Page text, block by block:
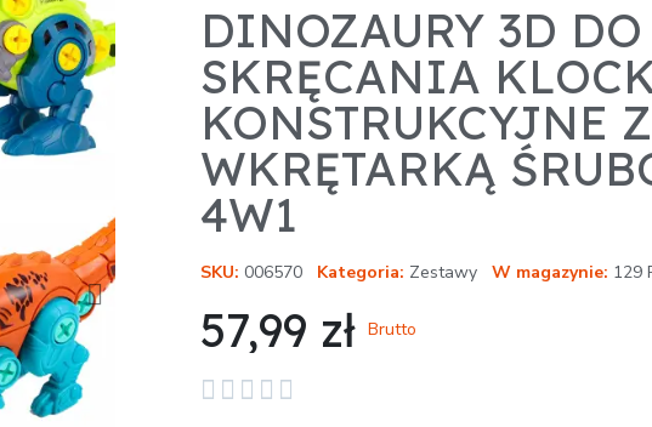
DINOZAURY 3D DO
SKRĘCANIA
KONSTRUKCYJNE Z
WKRĘTARKĄ
4W1
SKU 006570 Kategoria Zestawy W magazynie 129
57,99 zł Brutto
    